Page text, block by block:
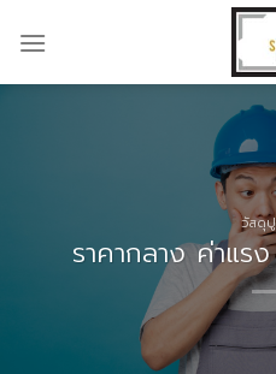
วัสดุ
ราคากลาง ค่าแร